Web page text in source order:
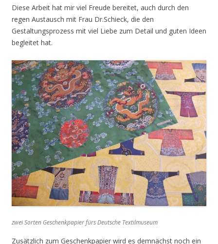
Diese Arbeit hat mir viel Freude bereitet, auch durch den
regen Austausch mit Frau Dr.Schieck, die den
Gestaltungsprozess mit viel Liebe zum Detail und guten Ideen
begleitet hat.
zwei Sorten Geschenkpapier fürs Deutsche Textilmuseum
Zusätzlich zum Geschenkpapier wird es demnächst noch ein